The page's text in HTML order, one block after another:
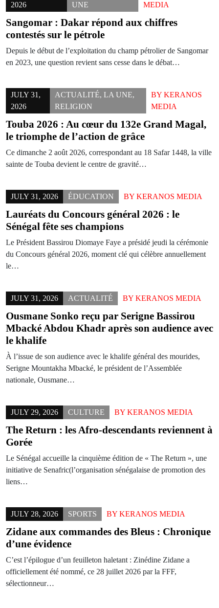
2026
UNE
MEDIA
Sangomar : Dakar répond aux chiffres
contestés sur le pétrole
Depuis le début de l’exploitation du champ pétrolier de Sangomar
en 2023, une question revient sans cesse dans le débat…
JULY 31,
2026
ACTUALITÉ,LA UNE,
RELIGION
BYKERANOS
MEDIA
Touba 2026 : Au cœur du 132e Grand Magal,
le triomphe de l’action de grâce
Ce dimanche 2 août 2026, correspondant au 18 Safar 1448, la ville
sainte de Touba devient le centre de gravité…
JULY 31, 2026 ÉDUCATION BY KERANOS MEDIA
Lauréats du Concours général 2026 : le
Sénégal fête ses champions
Le Président Bassirou Diomaye Faye a présidé jeudi la cérémonie
du Concours général 2026, moment clé qui célèbre annuellement
le…
JULY 31, 2026 ACTUALITÉ BY KERANOS MEDIA
Ousmane Sonko reçu par Serigne Bassirou
Mbacké Abdou Khadr après son audience avec
le khalife
À l’issue de son audience avec le khalife général des mourides,
Serigne Mountakha Mbacké, le président de l’Assemblée
nationale, Ousmane…
JULY 29, 2026 CULTURE BY KERANOS MEDIA
The Return : les Afro-descendants reviennent à
Gorée
Le Sénégal accueille la cinquième édition de « The Return », une
initiative de Senafric(l’organisation sénégalaise de promotion des
liens…
JULY 28, 2026 SPORTS BY KERANOS MEDIA
Zidane aux commandes des Bleus : Chronique
d’une évidence
C’est l’épilogue d’un feuilleton haletant : Zinédine Zidane a
officiellement été nommé, ce 28 juillet 2026 par la FFF,
sélectionneur…